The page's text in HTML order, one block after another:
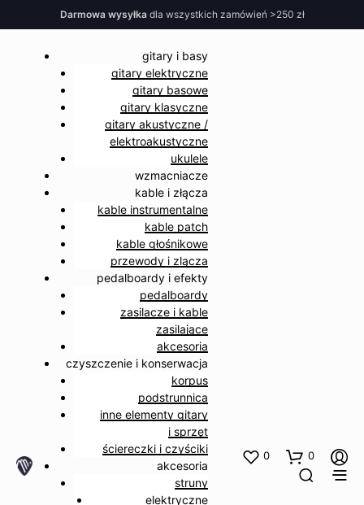
Darmowa wysyłka dla wszystkich zamówień >250 zł
gitary i basy
gitary elektryczne
gitary basowe
gitary klasyczne
gitary akustyczne /
elektroakustyczne
ukulele
wzmacniacze
kable i złącza
kable instrumentalne
kable patch
kable głośnikowe
przewody i zlącza
pedalboardy i efekty
pedalboardy
zasilacze i kable
zasilające
akcesoria
czyszczenie i konserwacja
korpus
podstrunnica
inne elementy gitary
i sprzęt
ściereczki i czyściki
akcesoria
struny
elektryczne
0 0